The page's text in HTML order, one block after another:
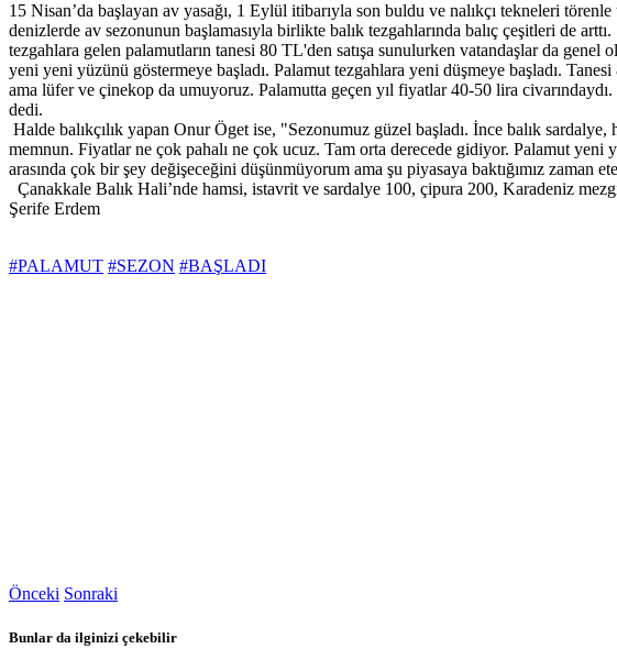
15 Nisan’da başlayan av yasağı, 1 Eylül itibarıyla son buldu ve nalıkçı tekneleri
denizlerde av sezonunun başlamasıyla birlikte balık tezgahlarında balıç çeşitleri de
tezgahlara gelen palamutların tanesi 80 TL'den satışa sunulurken vatandaşlar da
yeni yeni yüzünü göstermeye başladı. Palamut tezgahlara yeni düşmeye başladı.
ama lüfer ve çinekop da umuyoruz. Palamutta geçen yıl fiyatlar 40-50 lira
dedi.
Halde balıkçılık yapan Onur Öget ise, "Sezonumuz güzel başladı. İnce balık
memnun. Fiyatlar ne çok pahalı ne çok ucuz. Tam orta derecede gidiyor. Palamut yeni
arasında çok bir şey değişeceğini düşünmüyorum ama şu piyasaya baktığımız
Çanakkale Balık Hali’nde hamsi, istavrit ve sardalye 100, çipura 200, Karadeniz
Şerife Erdem
#PALAMUT #SEZON #BAŞLADI
Önceki Sonraki
Bunlar da ilginizi çekebilir